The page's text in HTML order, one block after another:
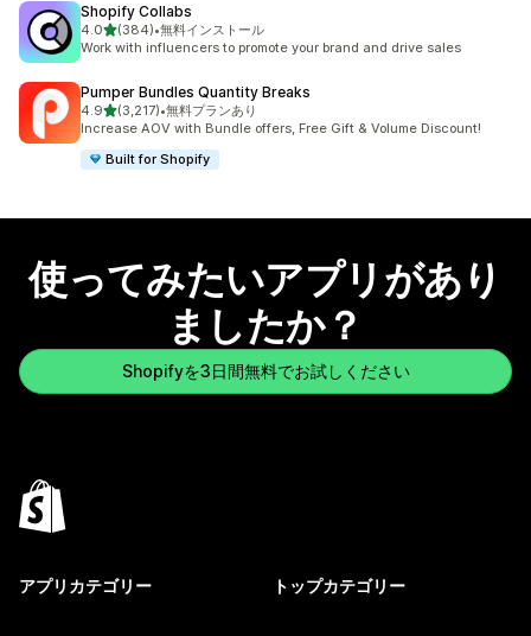
Shopify Collabs
4.05つ星中
(384)
合計レビュー数：384件
•無料インストール
Work with influencers to promote your brand and drive sales
Pumper Bundles Quantity Breaks
4.95つ星中
(3,217)
合計レビュー数：3217件
•無料プランあり
Increase AOV with Bundle offers, Free Gift & Volume Discount!
Built for Shopify
使ってみたいアプリがあり
ましたか？
Shopifyを3日間無料でお試しください
アプリカテゴリー トップカテゴリー